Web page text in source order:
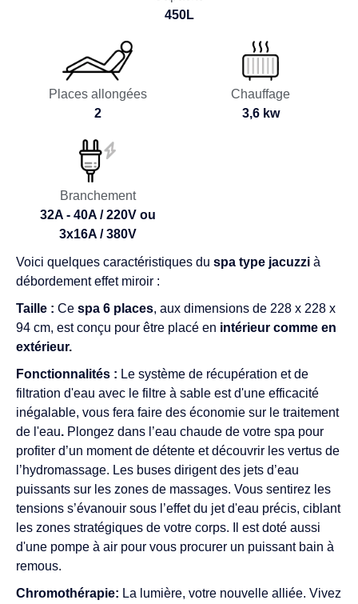
450L
Places allongées
2
Chauffage
3,6 kw
Branchement
32A - 40A / 220V ou
3x16A / 380V
Voici quelques caractéristiques du spa type jacuzzi à
débordement effet miroir :
Taille : Ce spa 6 places, aux dimensions de 228 x 228 x
94 cm, est conçu pour être placé en intérieur comme en
extérieur.
Fonctionnalités : Le système de récupération et de
filtration d'eau avec le filtre à sable est d'une efficacité
inégalable, vous fera faire des économie sur le traitement
de l'eau. Plongez dans l’eau chaude de votre spa pour
profiter d’un moment de détente et découvrir les vertus de
l’hydromassage. Les buses dirigent des jets d’eau
puissants sur les zones de massages. Vous sentirez les
tensions s’évanouir sous l’effet du jet d'eau précis, ciblant
les zones stratégiques de votre corps. Il est doté aussi
d'une pompe à air pour vous procurer un puissant bain à
remous.
Chromothérapie: La lumière, votre nouvelle alliée. Vivez